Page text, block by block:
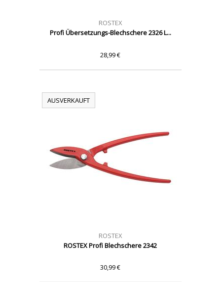
ROSTEX
Profi Übersetzungs-Blechschere 2326 L...
28,99 €
AUSVERKAUFT
ROSTEX
ROSTEX Profi Blechschere 2342
30,99 €